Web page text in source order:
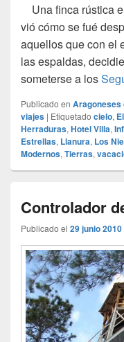
Una finca rústica
vió cómo se fué
aquellos que con el
las espaldas,
someterse a los
Publicado en Aragoneses
viajes | Etiquetado cielo,
Herraduras, Hotel Villa,
Estrellas, Llanura, Los
Modernos, Tierras,
Controlador
Publicado el 29 junio 2010